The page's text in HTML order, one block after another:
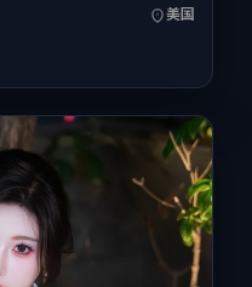
张弛有度。
美国